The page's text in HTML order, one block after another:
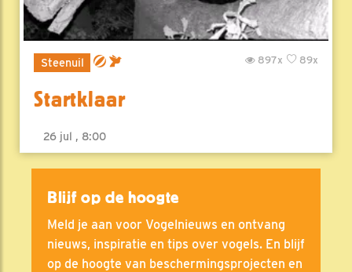
Steenuil 89x
897x
Startklaar
26 jul , 8:00
Blijf op de hoogte
Meld je aan voor Vogelnieuws en ontvang
nieuws, inspiratie en tips over vogels. En blijf
op de hoogte van beschermingsprojecten en